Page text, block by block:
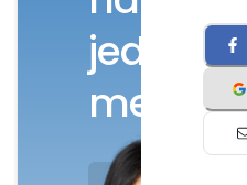
jednom
mestu!